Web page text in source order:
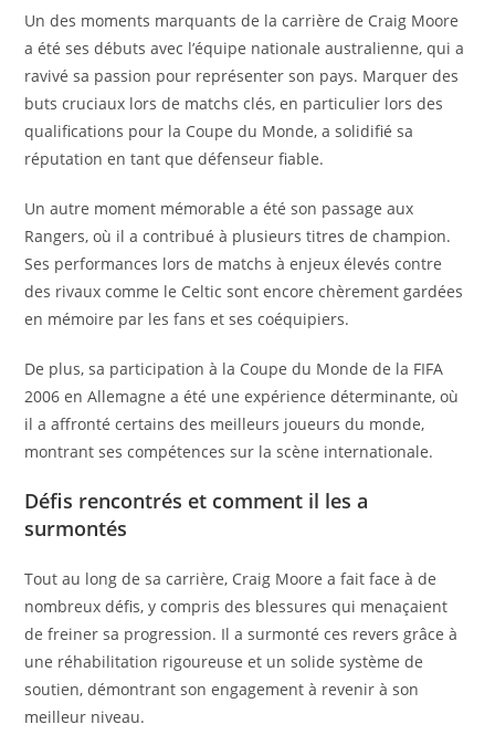
Un des moments marquants de la carrière de Craig Moore
a été ses débuts avec l’équipe nationale australienne, qui a
ravivé sa passion pour représenter son pays. Marquer des
buts cruciaux lors de matchs clés, en particulier lors des
qualifications pour la Coupe du Monde, a solidifié sa
réputation en tant que défenseur fiable.
Un autre moment mémorable a été son passage aux
Rangers, où il a contribué à plusieurs titres de champion.
Ses performances lors de matchs à enjeux élevés contre
des rivaux comme le Celtic sont encore chèrement gardées
en mémoire par les fans et ses coéquipiers.
De plus, sa participation à la Coupe du Monde de la FIFA
2006 en Allemagne a été une expérience déterminante, où
il a affronté certains des meilleurs joueurs du monde,
montrant ses compétences sur la scène internationale.
Défis rencontrés et comment il les a
surmontés
Tout au long de sa carrière, Craig Moore a fait face à de
nombreux défis, y compris des blessures qui menaçaient
de freiner sa progression. Il a surmonté ces revers grâce à
une réhabilitation rigoureuse et un solide système de
soutien, démontrant son engagement à revenir à son
meilleur niveau.